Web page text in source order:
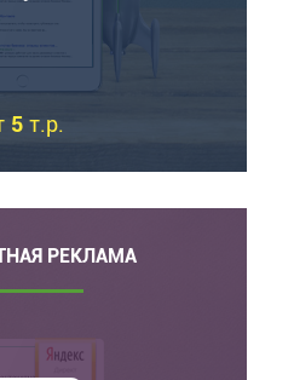
5 т.р.
РЕКЛАМА